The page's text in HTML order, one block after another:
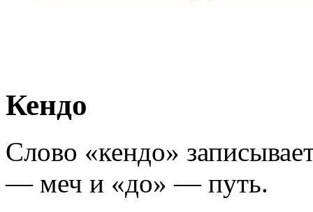
Кендо
Слово «кендо»
— меч и «до» — путь.